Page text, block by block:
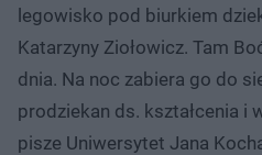
legowisko pod biurkiem
Katarzyny Ziołowicz. Tam
dnia. Na noc zabiera go do
prodziekan ds. kształcenia i
pisze Uniwersytet Jana